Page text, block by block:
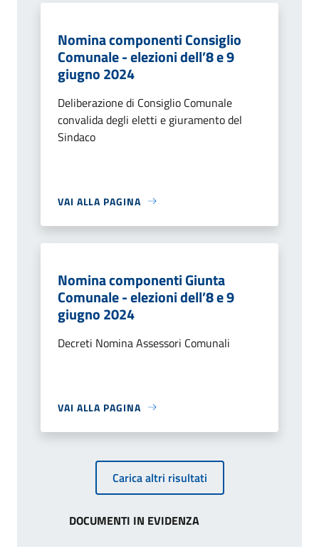
Nomina componenti Consiglio
Comunale - elezioni dell’8 e 9
giugno 2024
Deliberazione di Consiglio Comunale
convalida degli eletti e giuramento del
Sindaco
VAI ALLA PAGINA
Nomina componenti Giunta
Comunale - elezioni dell’8 e 9
giugno 2024
Decreti Nomina Assessori Comunali
VAI ALLA PAGINA
Carica altri risultati
DOCUMENTI IN EVIDENZA